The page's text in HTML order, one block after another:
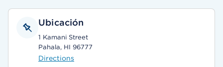
Ubicación
1 Kamani Street
Pahala, HI 96777
Directions